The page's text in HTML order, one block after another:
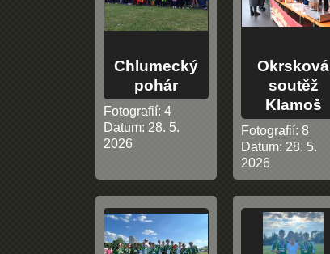
Chlumecký
pohár
Fotografií: 4
Datum: 28. 5.
2026
Okrsková
soutěž
Klamoš
Fotografií: 8
Datum: 28. 5.
2026